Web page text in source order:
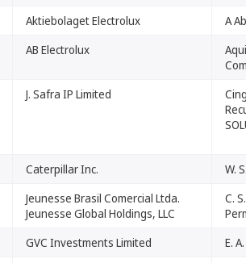
Aktiebolaget Electrolux A
AB Electrolux
J. Safra IP Limited
Caterpillar Inc. W.
Jeunesse Brasil Comercial Ltda.
Jeunesse Global Holdings, LLC
C.
GVC Investments Limited E.